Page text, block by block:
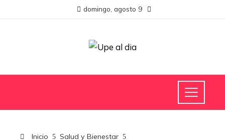
domingo, agosto 9
Inicio
Salud y Bienestar